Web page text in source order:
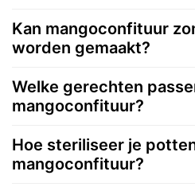
Kan mangoconfituur
worden gemaakt?
Welke gerechten
mangoconfituur?
Hoe steriliseer je
mangoconfituur?